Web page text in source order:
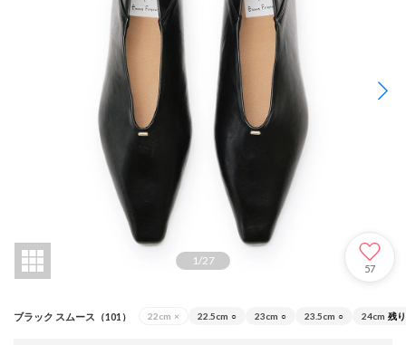
1/27
57
ブラック スムース（101） 22cm × 22.5cm ○ 23cm ○ 23.5cm ○ 24cm 残